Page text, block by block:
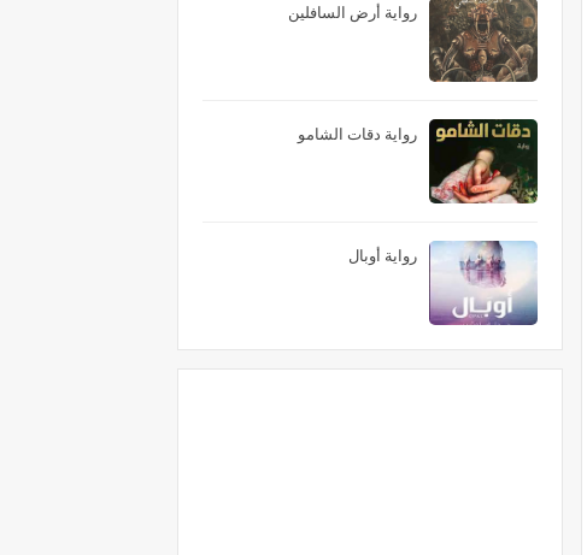
رواية أرض السافلين
رواية دقات الشامو
رواية أوبال